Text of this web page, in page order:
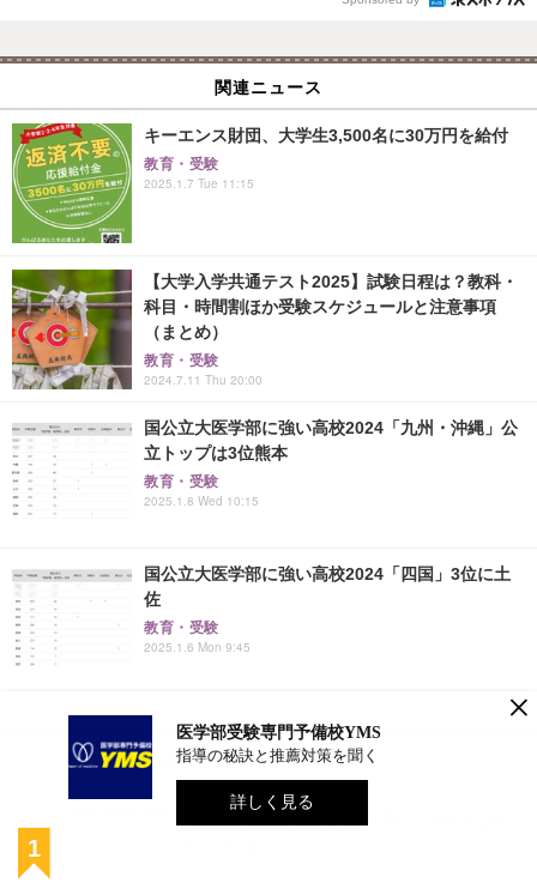
関連ニュース
キーエンス財団、大学生3,500名に30万円を給付
教育・受験
2025.1.7 Tue 11:15
【大学入学共通テスト2025】試験日程は？教科・
科目・時間割ほか受験スケジュールと注意事項
（まとめ）
教育・受験
2024.7.11 Thu 20:00
国公立大医学部に強い高校2024「九州・沖縄」公
立トップは3位熊本
教育・受験
2025.1.8 Wed 10:15
国公立大医学部に強い高校2024「四国」3位に土
佐
教育・受験
2025.1.6 Mon 9:45
高校生アクセスランキング
×
医学部受験専門予備校YMS
指導の秘訣と推薦対策を聞く
詳しく見る